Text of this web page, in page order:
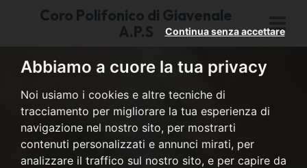
Abbiamo a cuore la tua privacy
Noi usiamo i cookies e altre tecniche di
tracciamento per migliorare la tua esperienza di
navigazione nel nostro sito, per mostrarti
contenuti personalizzati e annunci mirati, per
analizzare il traffico sul nostro sito, e per capire da
Continua senza accettare
Coro Polifonico di Giavenale
A.P.S